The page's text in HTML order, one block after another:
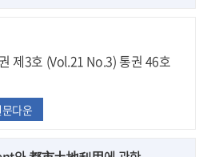
제3호 (Vol.21 No.3) 통권 46호
다운